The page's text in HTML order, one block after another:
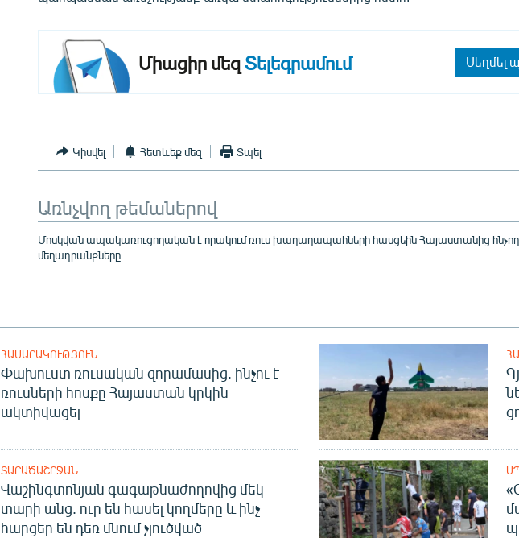
Միացիր մեզ Տելեգրամում Սեղմել
Կիսվել Հետևեք մեզ Տպել
Առնչվող թեմաներով
Մոսկվան ապակառուցողական է որակում ռուս խաղաղապահների հասցեին Հայաստանից հնչող
մեղադրանքները
ՀԱՍԱՐԱԿՈՒԹՅՈՒՆ
Փախուստ ռուսական զորամասից. ինչու է
ռուսների հոսքը Հայաստան կրկին
ակտիվացել
ՏԱՐԱԾԱՇՐՋԱՆ
Վաշինգտոնյան գագաթնաժողովից մեկ
տարի անց. ուր են հասել կողմերը և ինչ
հարցեր են դեռ մնում չլուծված